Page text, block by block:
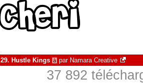
29. Hustle Kings à par Namara Creative
37 892